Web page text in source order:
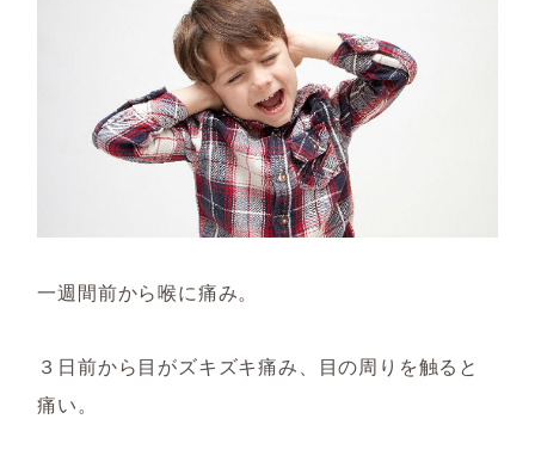
一週間前から喉に痛み。
３日前から目がズキズキ痛み、目の周りを触ると
痛い。